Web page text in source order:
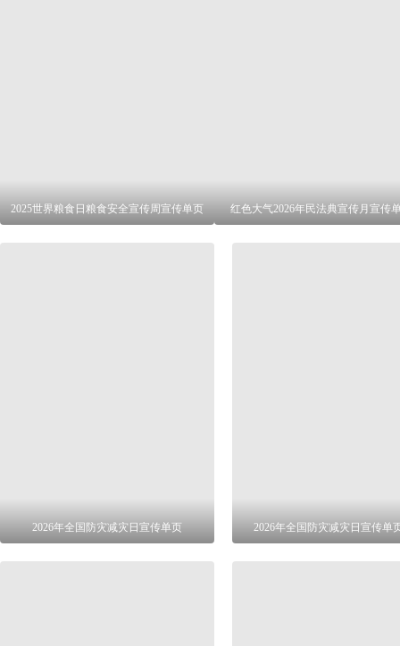
2025世界粮食日粮食安全宣传周宣传单页 红色大气2026年民法典宣传月宣传
2026年全国防灾减灾日宣传单页 2026年全国防灾减灾日宣传单